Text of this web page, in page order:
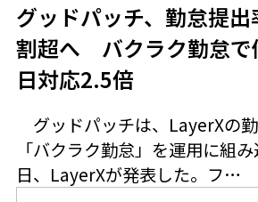
グッドパッチ、勤怠提
割超へ バクラク勤怠で
日対応2.5倍
グッドパッチは、LayerXの
「バクラク勤怠」を運用に組
日、LayerXが発表した。フ…